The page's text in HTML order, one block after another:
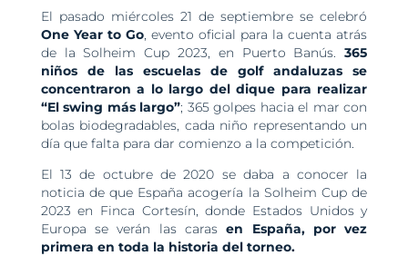
El pasado miércoles 21 de septiembre se celebró
One Year to Go, evento oficial para la cuenta atrás
de la Solheim Cup 2023, en Puerto Banús.365
niños de las escuelas de golf andaluzas se
concentraron a lo largo del dique para realizar
“El swing más largo”; 365 golpes hacia el mar con
bolas biodegradables, cada niño representando un
día que falta para dar comienzo a la competición.
El 13 de octubre de 2020 se daba a conocer la
noticia de que España acogería la Solheim Cup de
2023 en Finca Cortesín, donde Estados Unidos y
Europa se verán las carasen España, por vez
primera en toda la historia del torneo.